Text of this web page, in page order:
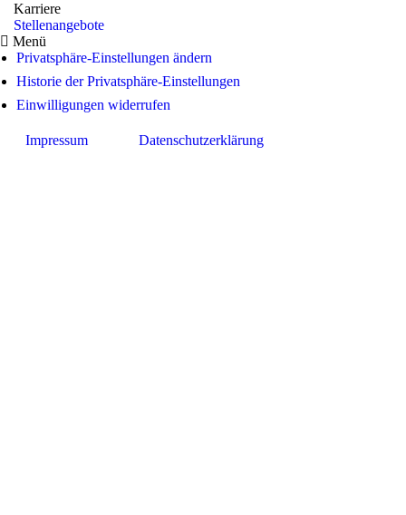
Karriere
Stellenangebote
Menü
Privatsphäre-Einstellungen ändern
Historie der Privatsphäre-Einstellungen
Einwilligungen widerrufen
Impressum Datenschutzerklärung